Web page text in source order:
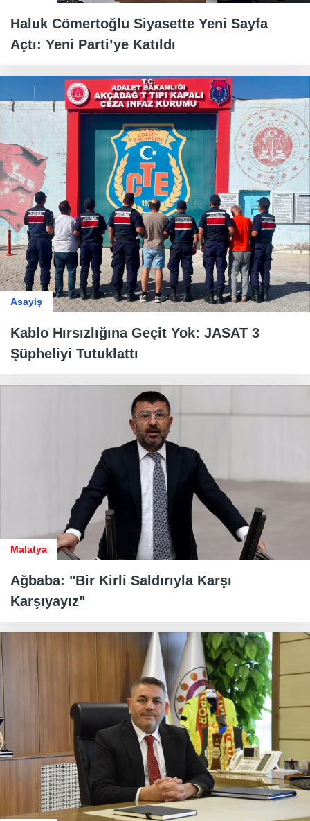
Haluk Cömertoğlu Siyasette Yeni Sayfa
Açtı: Yeni Parti’ye Katıldı
Asayiş
Kablo Hırsızlığına Geçit Yok: JASAT 3
Şüpheliyi Tutuklattı
Malatya
Ağbaba: "Bir Kirli Saldırıyla Karşı
Karşıyayız"